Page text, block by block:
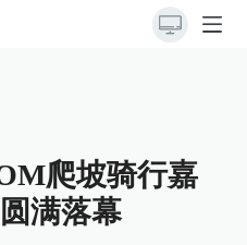
爬坡骑行嘉
满落幕